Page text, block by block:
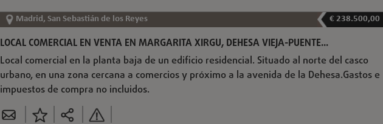
Madrid, San Sebastián de los Reyes € 238.500,00
LOCAL COMERCIAL EN VENTA EN MARGARITA XIRGU, DEHESA VIEJA-PUENTE...
Local comercial en la planta baja de un edificio residencial. Situado al norte del casco
urbano, en una zona cercana a comercios y próximo a la avenida de la Dehesa.Gastos e
impuestos de compra no incluidos.